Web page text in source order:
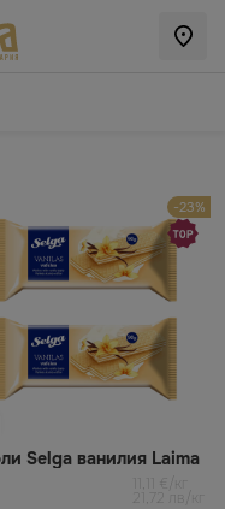
-23%
Selga ванилия Laima
11,11 €/кг
21,72 лв/кг